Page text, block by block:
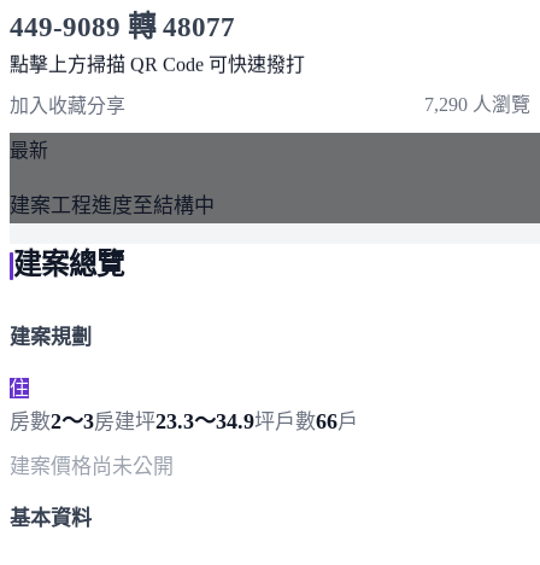
449-9089 轉 48077
服務時間 10:00～19:00
加入收藏分享 7,290 人瀏覽
最新
建案工程進度至結構中
建案總覽
建案規劃
住
房數2～3房建坪23.3～34.9坪戶數66戶
建案價格尚未公開
基本資料